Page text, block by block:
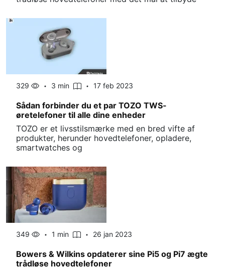
329 3 min 17 feb 2023
Sådan forbinder du et par TOZO TWS-
øretelefoner til alle dine enheder
TOZO er et livsstilsmærke med en bred vifte af
produkter, herunder hovedtelefoner, opladere,
smartwatches og
349 1 min 26 jan 2023
Bowers & Wilkins opdaterer sine Pi5 og Pi7 ægte
trådløse hovedtelefoner